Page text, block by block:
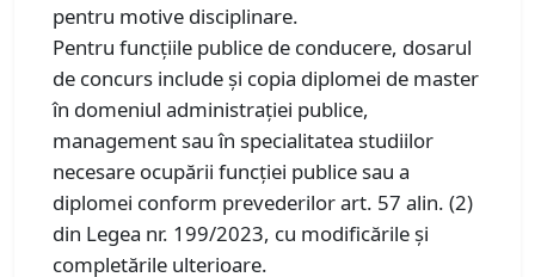
pentru motive disciplinare.
Pentru funcțiile publice de conducere, dosarul
de concurs include și copia diplomei de master
în domeniul administrației publice,
management sau în specialitatea studiilor
necesare ocupării funcției publice sau a
diplomei conform prevederilor art. 57 alin. (2)
din Legea nr. 199/2023, cu modificările și
completările ulterioare.